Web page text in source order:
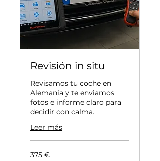
Revisión in situ
Revisamos tu coche en
Alemania y te enviamos
fotos e informe claro para
decidir con calma.
Leer más
375
euros
375 €